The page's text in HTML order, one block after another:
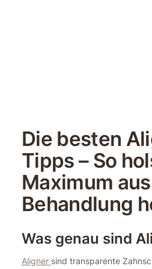
Die besten
Tipps – So
Maximum
Behandlung
Was genau sind
Aligner sind transparente